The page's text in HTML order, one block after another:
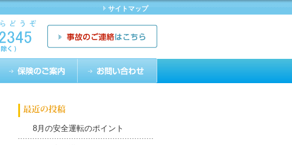
サイトマップ
8月の安全運転のポイント